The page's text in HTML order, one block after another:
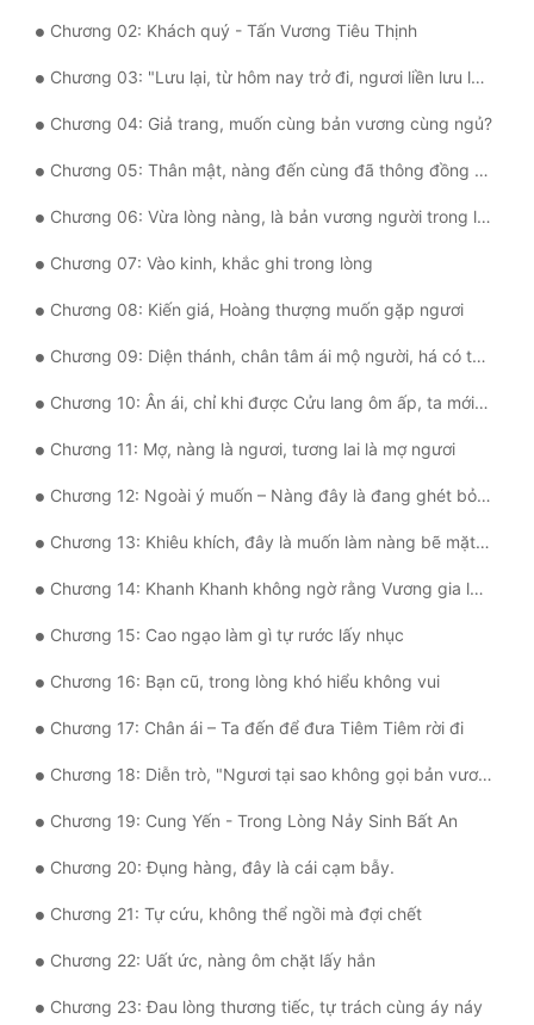
Tu Chân
Tu Tiên
Tội Phạm
Vô Địch
Võ Hiệp
Võng Du
Xuyên Không
Xuyên Nhanh
Xuyên Sách
Xuyên Thư
Điền Văn
Đô Thị
Đông Phương
Đông Phương Huyền Huyễn
Đồng Nhân
Cẩu Đạo Trường Sinh
Ngự Thú
Truyện Nam
Truyện Nữ
Vô Địch Lưu
Xây Dựng Thế Lực
Chương 02: Khách quý - Tấn Vương Tiêu Thịnh
Chương 03: "Lưu lại, từ hôm nay trở đi, ngươi liền lưu lại bên cạnh bản vương."
Chương 04: Giả trang, muốn cùng bản vương cùng ngủ?
Chương 05: Thân mật, nàng đến cùng đã thông đồng Thượng Tấn Vương như thế nào?
Chương 06: Vừa lòng nàng, là bản vương người trong lòng
Chương 07: Vào kinh, khắc ghi trong lòng
Chương 08: Kiến giá, Hoàng thượng muốn gặp ngươi
Chương 09: Diện thánh, chân tâm ái mộ người, há có thể chịu ủy khuất?
Chương 10: Ân ái, chỉ khi được Cửu lang ôm ấp, ta mới có thể bước đi chăng?
Chương 11: Mợ, nàng là ngươi, tương lai là mợ ngươi
Chương 12: Ngoài ý muốn – Nàng đây là đang ghét bỏ hắn?
Chương 13: Khiêu khích, đây là muốn làm nàng bẽ mặt trước mặt mọi người sao?
Chương 14: Khanh Khanh không ngờ rằng Vương gia lại có chiêu này.
Chương 15: Cao ngạo làm gì tự rước lấy nhục
Chương 16: Bạn cũ, trong lòng khó hiểu không vui
Chương 17: Chân ái – Ta đến để đưa Tiêm Tiêm rời đi
Chương 18: Diễn trò, "Ngươi tại sao không gọi bản vương hảo ca ca?"
Chương 19: Cung Yến - Trong Lòng Nảy Sinh Bất An
Chương 20: Đụng hàng, đây là cái cạm bẫy.
Chương 21: Tự cứu, không thể ngồi mà đợi chết
Chương 22: Uất ức, nàng ôm chặt lấy hắn
Chương 23: Đau lòng thương tiếc, tự trách cùng áy náy